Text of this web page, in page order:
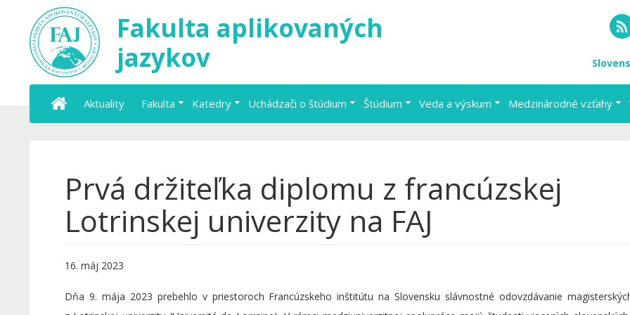
Fakulta aplikovaných
jazykov
Aktuality Fakulta Katedry Uchádzači o štúdium Štúdium Veda a výskum Medzinárodné vzťahy
Prvá držiteľka diplomu z francúzskej
Lotrinskej univerzity na FAJ
16. máj 2023
Dňa 9. mája 2023 prebehlo v priestoroch Francúzskeho inštitútu na Slovensku slávnostné odovzdávanie